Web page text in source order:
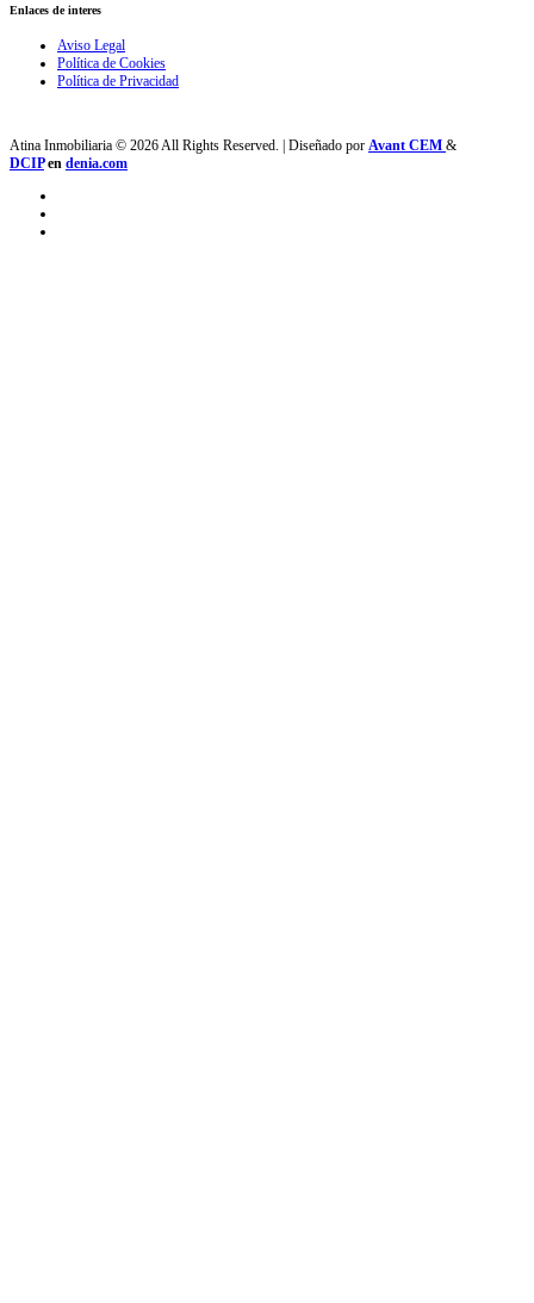
Enlaces de interes
Aviso Legal
Política de Cookies
Política de Privacidad
Atina Inmobiliaria © 2026 All Rights Reserved. | Diseñado por Avant CEM &
DCIPen denia.com